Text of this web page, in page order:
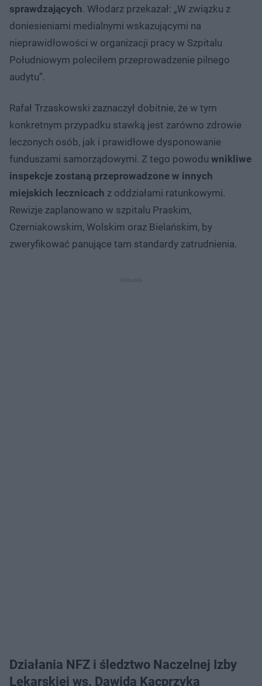
sprawdzających. Włodarz przekazał: „W związku z
doniesieniami medialnymi wskazującymi na
nieprawidłowości w organizacji pracy w Szpitalu
Południowym poleciłem przeprowadzenie pilnego
audytu”.
Rafał Trzaskowski zaznaczył dobitnie, że w tym
konkretnym przypadku stawką jest zarówno zdrowie
leczonych osób, jak i prawidłowe dysponowanie
funduszami samorządowymi. Z tego powodu wnikliwe
inspekcje zostaną przeprowadzone w innych
miejskich lecznicach z oddziałami ratunkowymi.
Rewizje zaplanowano w szpitalu Praskim,
Czerniakowskim, Wolskim oraz Bielańskim, by
zweryfikować panujące tam standardy zatrudnienia.
Działania NFZ i śledztwo Naczelnej Izby
Lekarskiej ws. Dawida Kacprzyka